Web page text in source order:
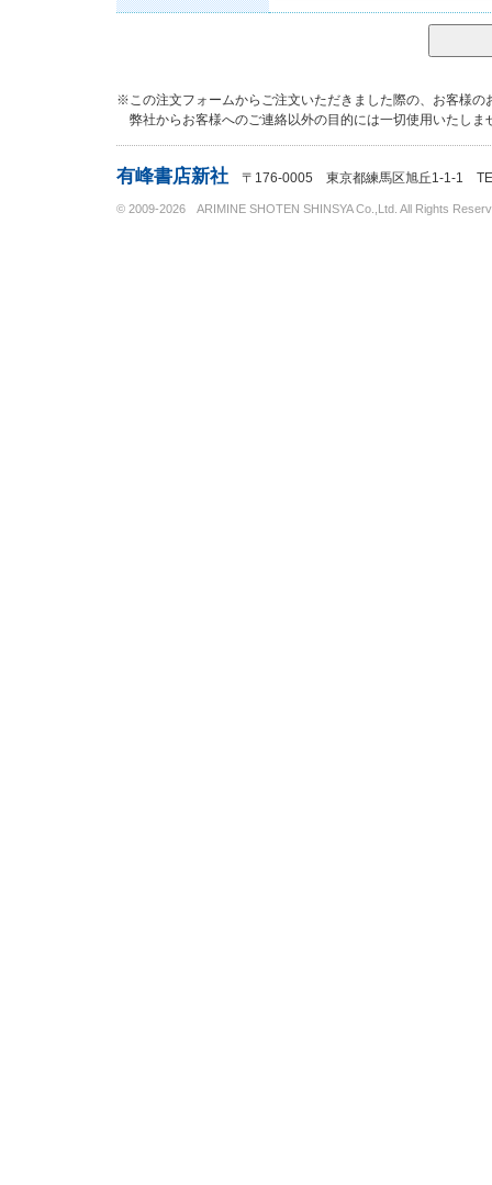
※この注文フォームからご注文いただきました際の、お客様
弊社からお客様へのご連絡以外の目的には一切使用いたしま
有峰書店新社〒176-0005 東京都練馬区旭丘1-1-1
© 2009-2026 ARIMINE SHOTEN SHINSYA Co.,Ltd. All Rights